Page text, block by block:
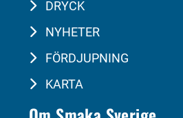
DRYCK
NYHETER
FÖRDJUPNING
KARTA